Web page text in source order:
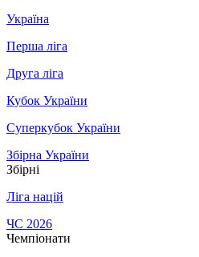
Україна
Перша ліга
Друга ліга
Кубок України
Суперкубок України
Збірна України
Збірні
Ліга націй
ЧС 2026
Чемпіонати